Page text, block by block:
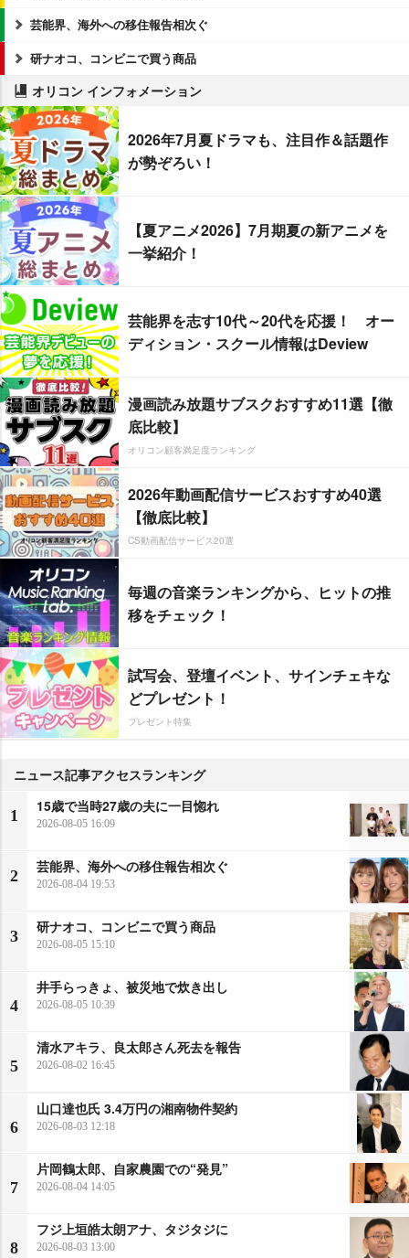
芸能界、海外への移住報告相次ぐ
研ナオコ、コンビニで買う商品
オリコン インフォメーション
2026年7月夏ドラマも、注目作＆話題作
が勢ぞろい！
【夏アニメ2026】7月期夏の新アニメを
一挙紹介！
芸能界を志す10代～20代を応援！ オー
ディション・スクール情報はDeview
漫画読み放題サブスクおすすめ11選【徹
底比較】
オリコン顧客満足度ランキング
2026年動画配信サービスおすすめ40選
【徹底比較】
CS動画配信サービス20選
毎週の音楽ランキングから、ヒットの推
移をチェック！
試写会、登壇イベント、サインチェキな
どプレゼント！
プレゼント特集
ニュース記事アクセスランキング
1
15歳で当時27歳の夫に一目惚れ
2026-08-05 16:09
2
芸能界、海外への移住報告相次ぐ
2026-08-04 19:53
3
研ナオコ、コンビニで買う商品
2026-08-05 15:10
4
井手らっきょ、被災地で炊き出し
2026-08-05 10:39
5
清水アキラ、良太郎さん死去を報告
2026-08-02 16:45
6
山口達也氏 3.4万円の湘南物件契約
2026-08-03 12:18
7
片岡鶴太郎、自家農園での“発見”
2026-08-04 14:05
8
フジ上垣皓太朗アナ、タジタジに
2026-08-03 13:00